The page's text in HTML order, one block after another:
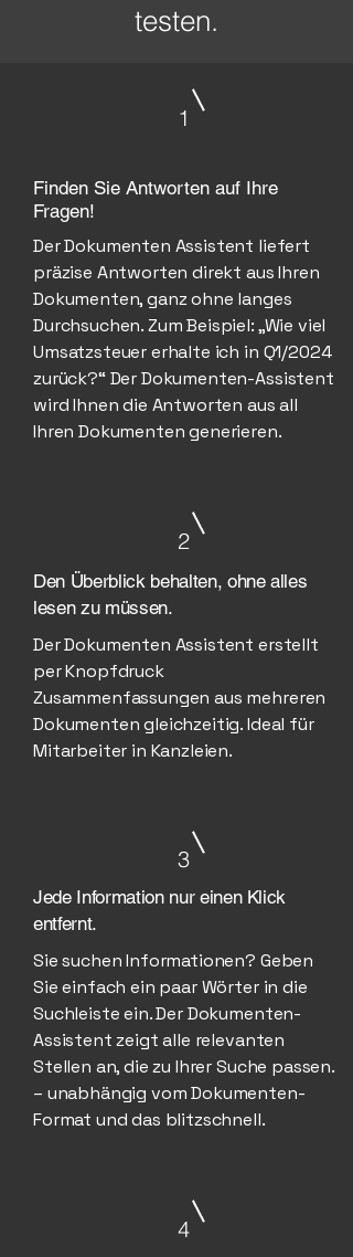
testen.
1
Finden Sie Antworten auf Ihre
Fragen!
Der Dokumenten Assistent liefert
präzise Antworten direkt aus Ihren
Dokumenten, ganz ohne langes
Durchsuchen. Zum Beispiel: „Wie viel
Umsatzsteuer erhalte ich in Q1/2024
zurück?“ Der Dokumenten-Assistent
wird Ihnen die Antworten aus all
Ihren Dokumenten generieren.
2
Den Überblick behalten, ohne alles
lesen zu müssen.
Der Dokumenten Assistent erstellt
per Knopfdruck
Zusammenfassungen aus mehreren
Dokumenten gleichzeitig. Ideal für
Mitarbeiter in Kanzleien.
3
Jede Information nur einen Klick
entfernt.
Sie suchen Informationen? Geben
Sie einfach ein paar Wörter in die
Suchleiste ein. Der Dokumenten-
Assistent zeigt alle relevanten
Stellen an, die zu Ihrer Suche passen.
– unabhängig vom Dokumenten-
Format und das blitzschnell.
4